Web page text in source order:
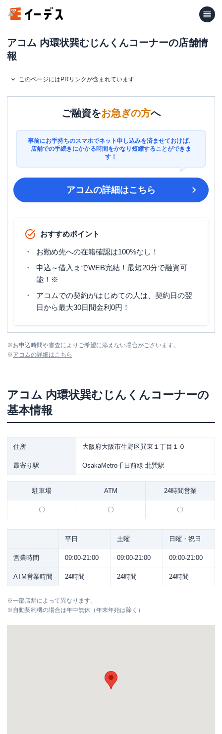
アコム 内環状巽むじんくんコーナーの店舗情
報
このページにはPRリンクが含まれています
ご融資をお急ぎの方へ
事前にお手持ちのスマホでネット申し込みを済ませておけば、
店舗での手続きにかかる時間をかなり短縮することができま
す！
アコムの詳細はこちら
おすすめポイント
お勤め先への在籍確認は100%なし！
申込～借入までWEB完結！最短20分で融資可
能！※
アコムでの契約がはじめての人は、契約日の翌
日から最大30日間金利0円！
※お申込時間や審査によりご希望に添えない場合がございます。
※アコムの詳細はこちら
アコム 内環状巽むじんくんコーナーの
基本情報
住所 大阪府大阪市生野区巽東１丁目１０
最寄り駅 OsakaMetro千日前線 北巽駅
駐車場 ATM 24時間営業
〇 〇 〇
平日 土曜 日曜・祝日
営業時間 09:00-21:00 09:00-21:00 09:00-21:00
ATM営業時間 24時間 24時間 24時間
※一部店舗によって異なります。
※自動契約機の場合は年中無休（年末年始は除く）